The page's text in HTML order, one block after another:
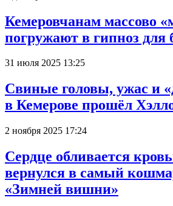
Кемеровчанам массово
погружают в гипноз для
31 июля 2025 13:25
Свиные головы, ужас и
в Кемерове прошёл
2 ноября 2025 17:24
Сердце обливается
вернулся в самый
«Зимней вишни»